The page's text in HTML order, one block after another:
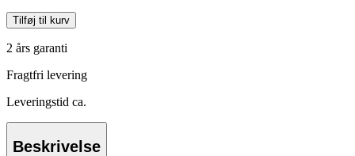
Tilføj til kurv
2 års garanti
Fragtfri levering
Leveringstid ca.
Beskrivelse